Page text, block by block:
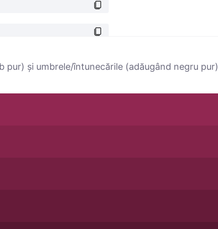
și umbrele/întunecările (adăugând negru